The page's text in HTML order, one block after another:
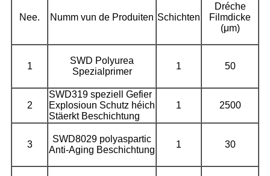
Nee. Numm vun de Produiten Schichten
Dréche
Filmdicke
(μm)
1
SWD Polyurea
Spezialprimer
1 50
2
SWD319 speziell Gefier
Explosioun Schutz héich
Stäerkt Beschichtung
1 2500
3
SWD8029 polyaspartic
Anti-Aging Beschichtung
1 30